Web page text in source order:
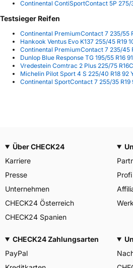
Continental ContiSportContact 5P 275/
Testsieger Reifen
Continental PremiumContact 7 235/55
Hankook Ventus Evo K137 255/45 R19
Continental PremiumContact 7 235/45
Dunlop Blue Response TG 195/55 R16
Vredestein Comtrac 2 Plus 225/75
Michelin Pilot Sport 4 S 225/40 R18 92
Continental SportContact 7 255/35
Über CHECK24
Karriere
Presse
Unternehmen
CHECK24 Österreich
CHECK24 Spanien
CHECK24 Zahlungsarten
PayPal